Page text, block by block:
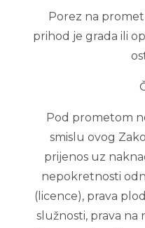
Porez na
prihod je grada ili
Pod prometom
smislu ovog
prijenos uz
nepokretnosti
(licence), prava
služnosti, prava na